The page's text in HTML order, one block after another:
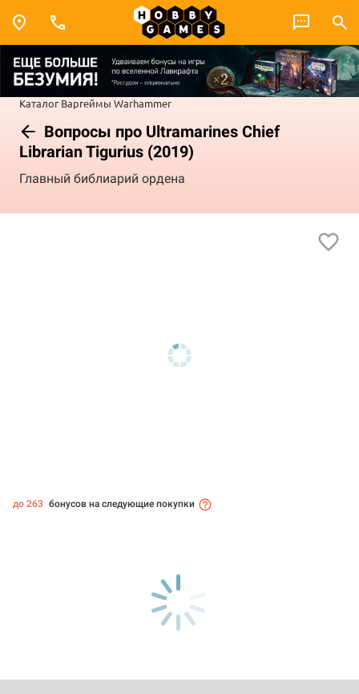
Каталог Варгеймы Warhammer
Вопросы про Ultramarines Chief
Librarian Tigurius (2019)
Главный библиарий ордена
до 263 бонусов на следующие покупки